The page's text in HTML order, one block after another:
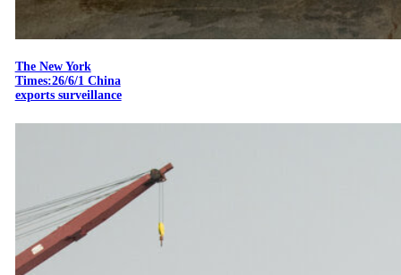
The New York
Times:26/6/1 China
exports surveillance